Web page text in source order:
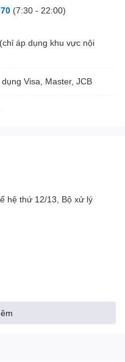
(7:30 - 22:00)
áp dụng khu vực nội
Visa, Master, JCB
hệ thứ 12/13, Bộ xử lý